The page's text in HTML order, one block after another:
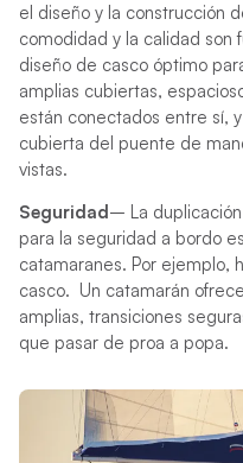
el diseño y la construcción
comodidad y la calidad son
diseño de casco óptimo
amplias cubiertas,
están conectados entre sí,
cubierta del puente de
vistas.
Seguridad – La
para la seguridad a bordo
catamaranes. Por ejemplo,
casco. Un catamarán
amplias, transiciones
que pasar de proa a popa.